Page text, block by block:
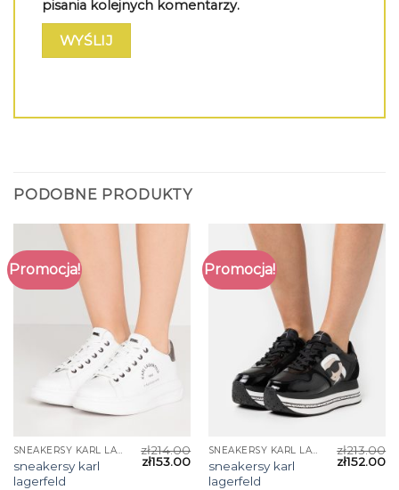
pisania kolejnych komentarzy.
PODOBNE PRODUKTY
Promocja!
SNEAKERSY KARL LAGERFELD
sneakersy karl
lagerfeld
zł214.00
zł153.00
Promocja!
SNEAKERSY KARL LAGERFELD
sneakersy karl
lagerfeld
zł213.00
zł152.00